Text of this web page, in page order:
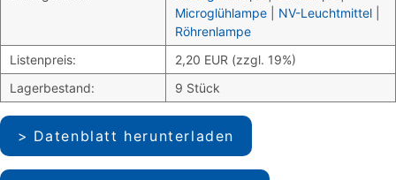
Microglühlampe
NV-Leuchtmittel
Röhrenlampe
Listenpreis:
2,20 EUR (zzgl. 19%)
Lagerbestand:
9 Stück
Datenblatt herunterladen